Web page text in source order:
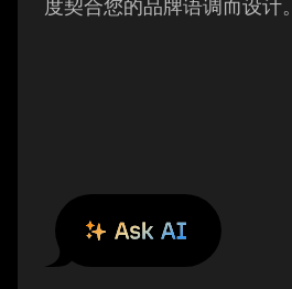
度契合您的品牌语调而设计。